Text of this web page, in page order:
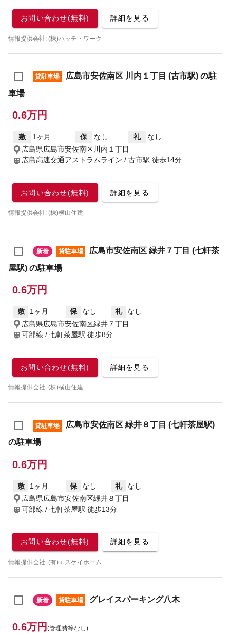
お問い合わせ(無料) 詳細を見る
情報提供会社: (株)ハッチ・ワーク
貸駐車場
広島市安佐南区 川内１丁目 (古市駅) の駐
車場
0.6万円
敷 1ヶ月 保 なし 礼
なし
広島県広島市安佐南区川内１丁目
広島高速交通アストラムライン / 古市駅 徒歩14分
お問い合わせ(無料) 詳細を見る
情報提供会社: (株)横山住建
新着 貸駐車場
広島市安佐南区 緑井７丁目 (七軒茶
屋駅) の駐車場
0.6万円
敷 1ヶ月 保 なし 礼
なし
広島県広島市安佐南区緑井７丁目
可部線 / 七軒茶屋駅 徒歩8分
お問い合わせ(無料) 詳細を見る
情報提供会社: (株)横山住建
貸駐車場
広島市安佐南区 緑井８丁目 (七軒茶屋駅)
の駐車場
0.6万円
敷 1ヶ月 保 なし 礼
なし
広島県広島市安佐南区緑井８丁目
可部線 / 七軒茶屋駅 徒歩13分
お問い合わせ(無料) 詳細を見る
情報提供会社: (有)エスケイホーム
新着 貸駐車場 グレイスパーキング八木
0.6万円 (管理費等なし)